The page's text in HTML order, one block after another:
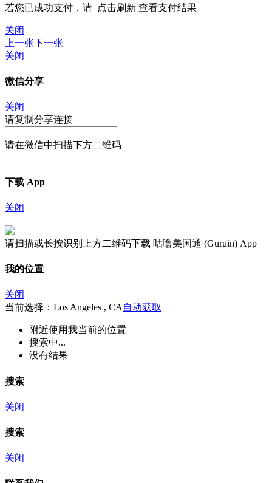
若您已成功支付，请 点击刷新 查看支付结果
关闭
上一张下一张
关闭
微信分享
关闭
请复制分享连接
请在微信中扫描下方二维码
下载 App
关闭
请扫描或长按识别上方二维码下载 咕噜美国通 (Guruin) App
我的位置
关闭
当前选择：Los Angeles , CA 自动获取
附近使用我当前的位置
搜索中...
没有结果
搜索
关闭
搜索
关闭